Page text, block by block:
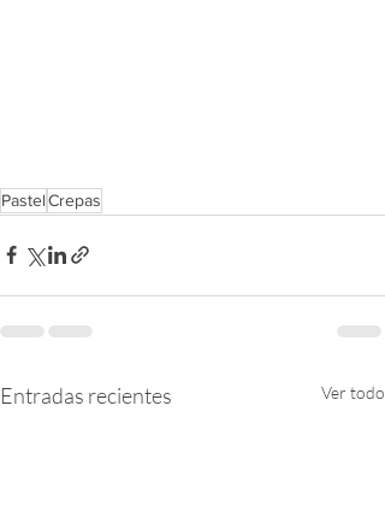
PastelCrepas
Entradas recientes Ver todo